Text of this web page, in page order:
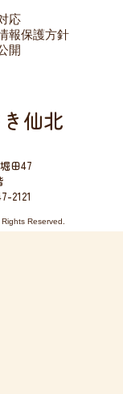
応
報保護方針
開
仙北
田47
2121
Reserved.